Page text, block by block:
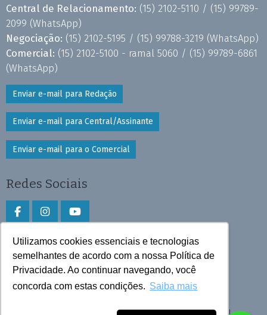
Utilizamos cookies essenciais e tecnologias
semelhantes de acordo com a nossa Política de
Privacidade. Ao continuar navegando, você
concorda com estas condições. Saiba mais
Central de Relacionamento: (15) 2102-5110 / (15) 99789-
2099 (WhatsApp)
Negociação: (15) 2102-5195 / (15) 99788-3219 (WhatsApp)
Comercial: (15) 2102-5100 - ramal 5060 / (15) 99789-6861
(WhatsApp)
Enviar e-mail para Redação
Enviar e-mail para Central/Assinante
Enviar e-mail para o Comercial
Redes Sociais
Faça download do aplicativo
Play Store e App Store